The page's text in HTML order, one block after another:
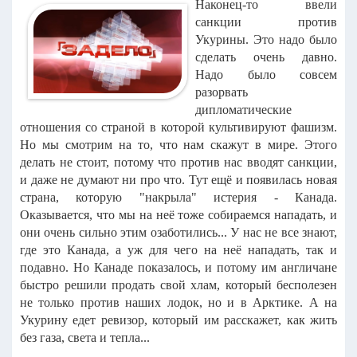
Наконец-то ввели
санкции против
Укурины. Это надо было
сделать очень давно.
Надо было совсем
разорвать
дипломатические
отношения со страной в которой культивируют фашизм.
Но мы смотрим на то, что нам скажут в мире. Этого
делать не стоит, потому что против нас вводят санкции,
и даже не думают ни про что. Тут ещё и появилась новая
страна, которую "накрыла" истерия - Канада.
Оказывается, что мы на неё тоже собираемся нападать, и
они очень сильно этим озаботились... У нас не все знают,
где это Канада, а уж для чего на неё нападать, так и
подавно. Но Канаде показалось, и потому им англичане
быстро решили продать свой хлам, который бесполезен
не только против наших лодок, но и в Арктике. А на
Укурину едет ревизор, который им расскажет, как жить
без газа, света и тепла...